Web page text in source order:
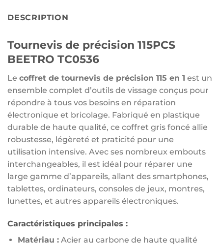
DESCRIPTION
Tournevis de précision 115PCS
BEETRO TC0536
Le coffret de tournevis de précision 115 en 1 est un
ensemble complet d’outils de vissage conçus pour
répondre à tous vos besoins en réparation
électronique et bricolage. Fabriqué en plastique
durable de haute qualité, ce coffret gris foncé allie
robustesse, légèreté et praticité pour une
utilisation intensive. Avec ses nombreux embouts
interchangeables, il est idéal pour réparer une
large gamme d’appareils, allant des smartphones,
tablettes, ordinateurs, consoles de jeux, montres,
lunettes, et autres appareils électroniques.
Caractéristiques principales :
Matériau :Acier au carbone de haute qualité